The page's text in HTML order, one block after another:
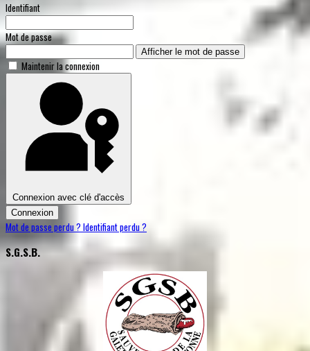
Identifiant
Mot de passe
Afficher le mot de passe
Maintenir la connexion
Connexion avec clé d'accès
Connexion
Mot de passe perdu ? Identifiant perdu ?
S.G.S.B.